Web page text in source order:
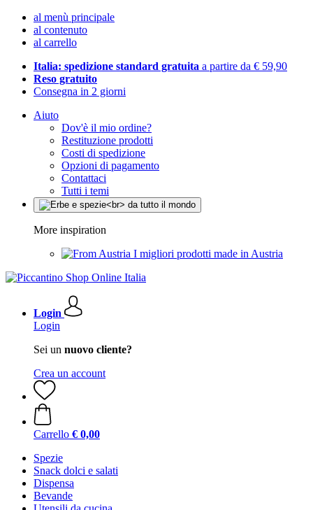
al menù principale
al contenuto
al carrello
Italia: spedizione standard gratuita a partire da € 59,90
Reso gratuito
Consegna in 2 giorni
Aiuto
Dov'è il mio ordine?
Restituzione prodotti
Costi di spedizione
Opzioni di pagamento
Contattaci
Tutti i temi
More inspiration
I migliori prodotti made in Austria
Login
Login
Sei un nuovo cliente?
Crea un account
Carrello € 0,00
Spezie
Snack dolci e salati
Dispensa
Bevande